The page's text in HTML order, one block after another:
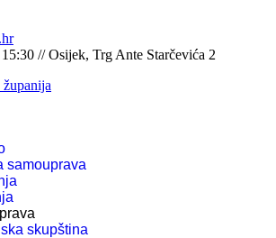
// Osijek, Trg Ante Starčevića 2
samouprava
skupština